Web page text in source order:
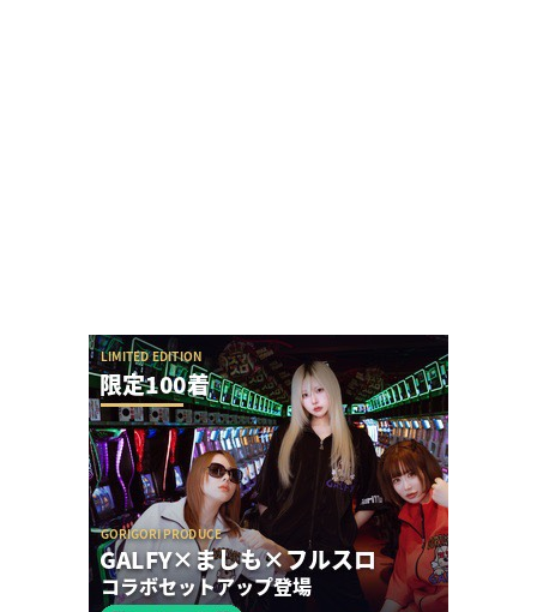
【アイドル不在？】推しの子のパチスロ、
YOASOBIの使用許可降りなかった疑惑ないか？